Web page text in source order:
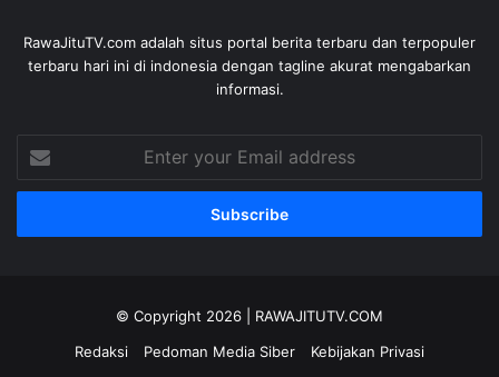
RawaJituTV.com adalah situs portal berita terbaru dan terpopuler
terbaru hari ini di indonesia dengan tagline akurat mengabarkan
informasi.
your
Email
© Copyright 2026 | RAWAJITUTV.COM
Redaksi
Pedoman Media Siber Kebijakan Privasi